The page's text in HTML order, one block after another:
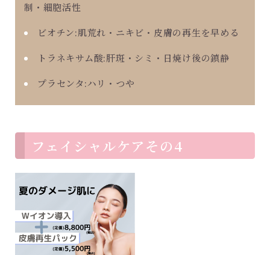
制・細胞活性
ビオチン:肌荒れ・ニキビ・皮膚の再生を早める
トラネキサム酸:肝斑・シミ・日焼け後の鎮静
プラセンタ:ハリ・つや
フェイシャルケアその4